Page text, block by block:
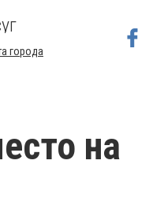
города
на